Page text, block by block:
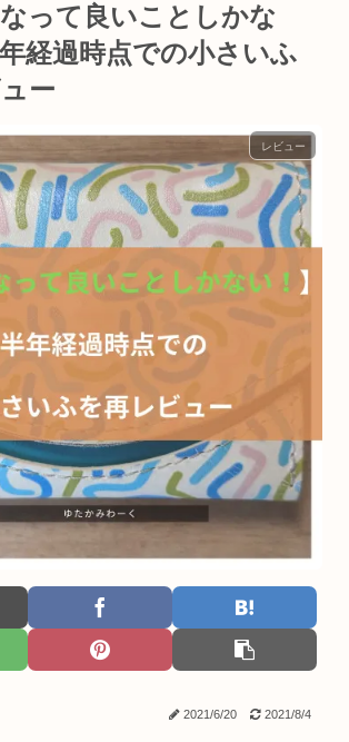
なって良いことしかな
経過時点での小さいふ
ー
レビュー
2021/6/20 2021/8/4